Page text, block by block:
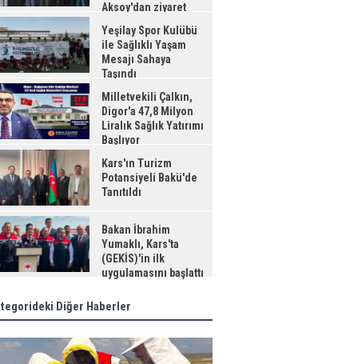
Aksoy'dan ziyaret
Yeşilay Spor Kulübü
ile Sağlıklı Yaşam
Mesajı Sahaya
Taşındı
Milletvekili Çalkın,
Digor'a 47,8 Milyon
Liralık Sağlık Yatırımı
Başlıyor
Kars'ın Turizm
Potansiyeli Bakü'de
Tanıtıldı
Bakan İbrahim
Yumaklı, Kars'ta
(GEKİS)'in ilk
uygulamasını başlattı
Diğer Haberler